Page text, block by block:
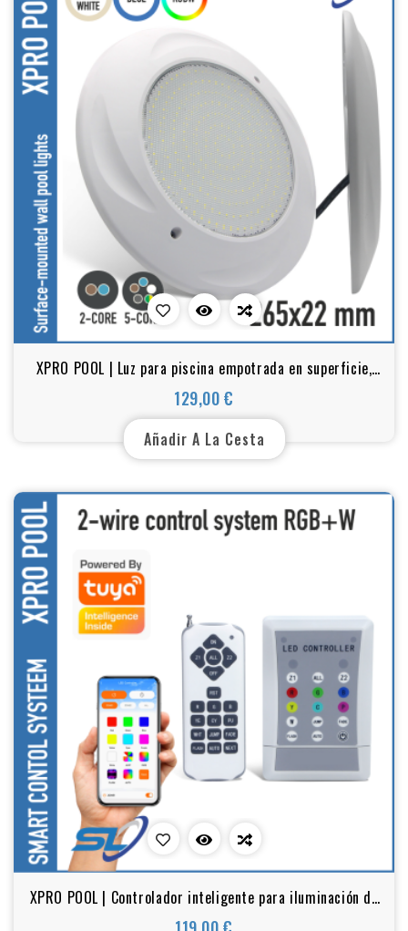
XPRO POOL | Luz para piscina empotrada en superficie,
ultrafina, 265 x 22 mm
129,00 €
Precio
Añadir A La Cesta
XPRO POOL | Controlador inteligente para iluminación de
piscinas (Smart) Sistema de 2 cables